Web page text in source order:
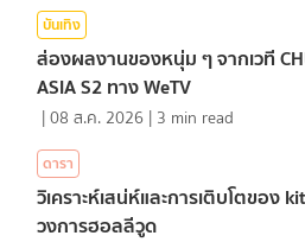
บันเทิง
ส่องผลงานของหนุ่ม ๆ จากเวที
ASIA S2 ทาง WeTV
|08 ส.ค. 2026 | 3 min read
ดารา
วิเคราะห์เสน่ห์และการเติบโตของ
วงการฮอลลีวูด